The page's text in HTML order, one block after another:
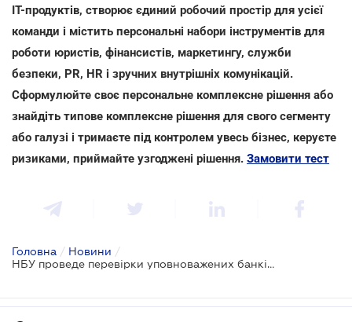
IT-продуктів, створює єдиний робочий простір для усієї
команди і містить персональні набори інструментів для
роботи юристів, фінансистів, маркетингу, служби
безпеки, PR, HR і зручних внутрішніх комунікацій.
Сформулюйте своє персональне комплексне рішення або
знайдіть типове комплексне рішення для свого сегменту
або галузі і тримаєте під контролем увесь бізнес, керуєте
ризиками, приймайте узгоджені рішення. Замовити тест
Головна / Новини /
НБУ проведе перевірки уповноважених банків з питань організації і проведення операцій із запасами готівки